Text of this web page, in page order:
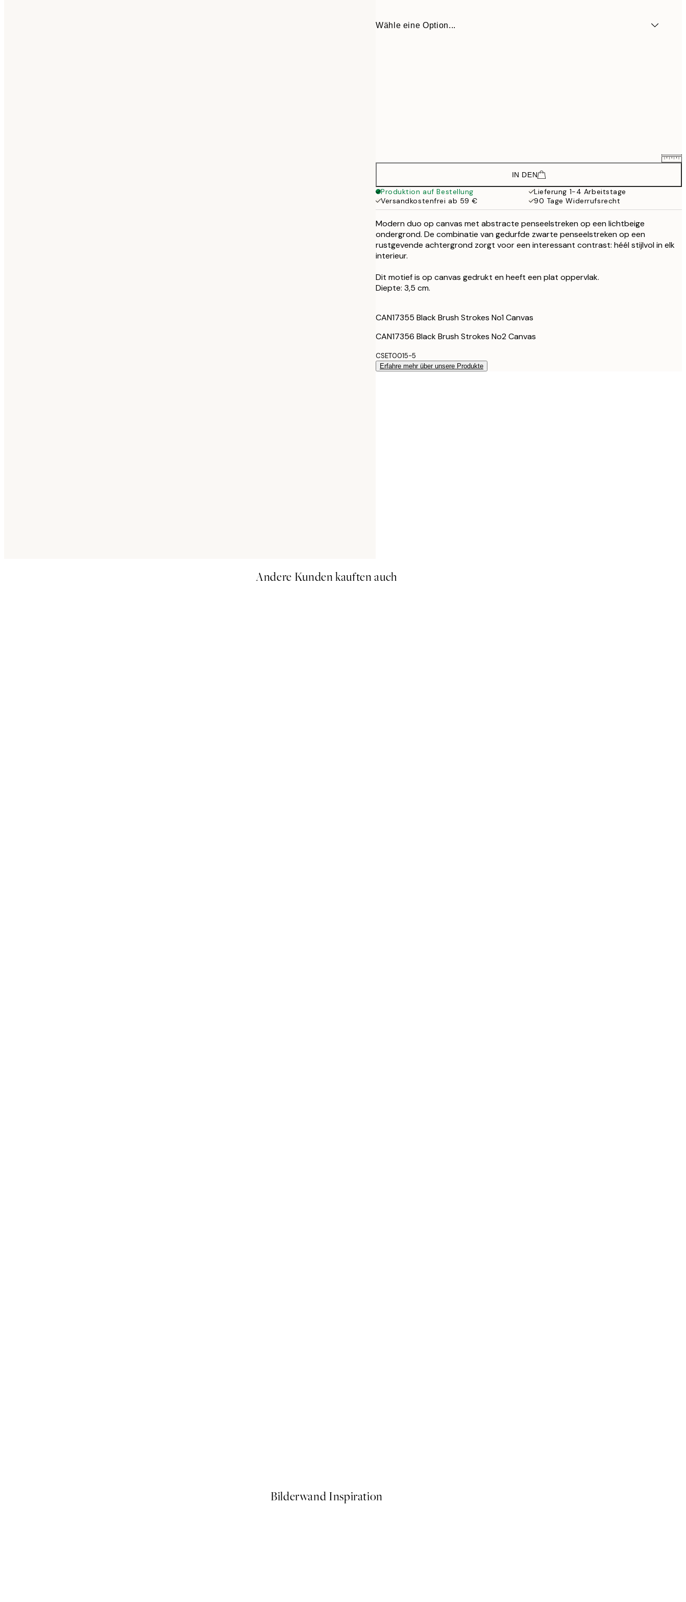
Wähle eine Option...
118 €
198 €
30x40 cm - Holzrahmen schwarz 133,50 €
50x70 cm - Holzrahmen schwarz
30x40 cm - Eichenrahmen
IN DEN
Produktion auf Bestellung
Lieferung 1-4 Arbeitstage
Versandkostenfrei ab 59 €
90 Tage Widerrufsrecht
Modern duo op canvas met abstracte penseelstreken op een lichtbeige
ondergrond. De combinatie van gedurfde zwarte penseelstreken op een
rustgevende achtergrond zorgt voor een interessant contrast: héél stijlvol in elk
interieur.
Dit motief is op canvas gedrukt en heeft een plat oppervlak.
Diepte: 3,5 cm.
CAN17355 Black Brush Strokes No1 Canvas
CAN17356 Black Brush Strokes No2 Canvas
CSET0015-5
Erfahre mehr über unsere Produkte
Andere Kunden kauften auch
Bilderwand Inspiration